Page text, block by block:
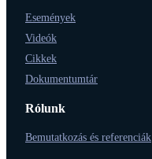
Események
Videók
Cikkek
Dokumentumtár
Rólunk
Bemutatkozás és referenciák